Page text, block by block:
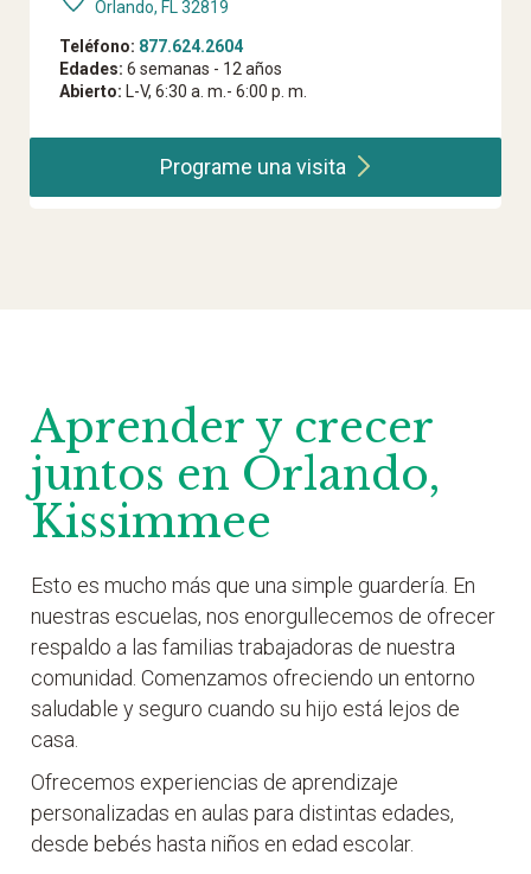
Orlando, FL 32819
Teléfono: 877.624.2604
Edades: 6 semanas - 12 años
Abierto: L-V, 6:30 a. m.- 6:00 p. m.
Programe unavisita
Aprender y crecer
juntos en Orlando,
Kissimmee
Esto es mucho más que una simple guardería. En
nuestras escuelas, nos enorgullecemos de ofrecer
respaldo a las familias trabajadoras de nuestra
comunidad. Comenzamos ofreciendo un entorno
saludable y seguro cuando su hijo está lejos de
casa.
Ofrecemos experiencias de aprendizaje
personalizadas en aulas para distintas edades,
desde bebés hasta niños en edad escolar.